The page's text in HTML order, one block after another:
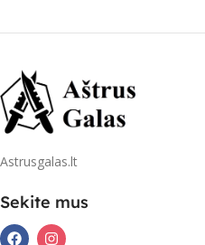
Astrusgalas.lt
Sekite mus